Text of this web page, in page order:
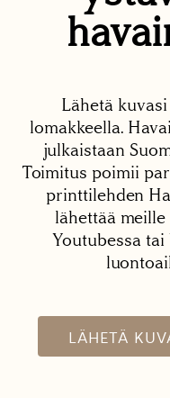
Lähetä
lomakkeella.
julkaistaan
Toimitus poimii
printtilehden
lähettää
Youtubessa
LÄHETÄ